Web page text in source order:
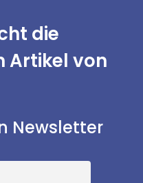
die
Artikel von
Newsletter